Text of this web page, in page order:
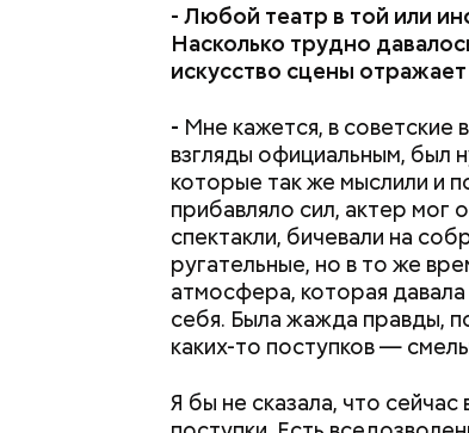
- Любой театр в той или
Насколько трудно
искусство сцены отражает
- Мне кажется, в советские
взгляды официальным, был
которые так же мыслили и
прибавляло сил, актер мог
спектакли, бичевали на
ругательные, но в то же
атмосфера, которая
себя. Была жажда правды,
каких-то поступков —
Я бы не сказала, что
Приседания,
топ лучших и
упражнений для